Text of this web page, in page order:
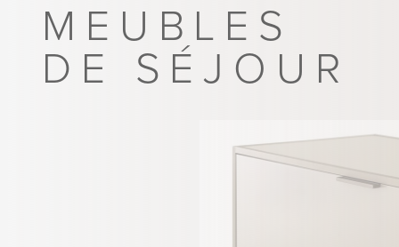
MEUBLES
DE SÉJOUR